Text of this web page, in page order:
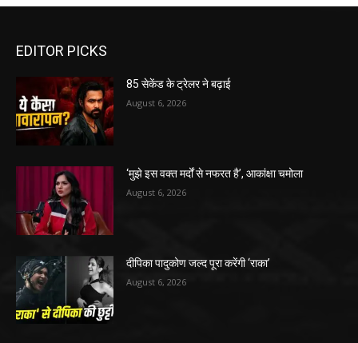
EDITOR PICKS
85 सेकेंड के ट्रेलर ने बढ़ाई
August 6, 2026
‘मुझे इस वक्त मर्दों से नफरत है’, आकांक्षा चमोला
August 6, 2026
दीपिका पादुकोण जल्द पूरा करेंगी ‘राका’
August 6, 2026